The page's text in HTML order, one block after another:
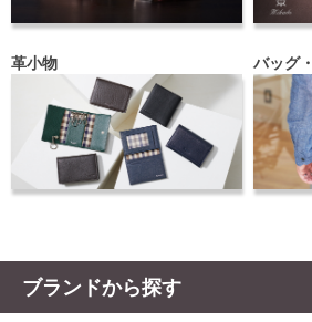
革小物 バッグ
ブランドから探す